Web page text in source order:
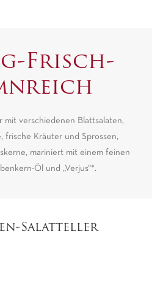
Frisch-
mit verschiedenen Blattsalaten,
frische Kräuter und Sprossen,
mariniert mit einem feinen
Öl und „Verjus“*.
Salatteller